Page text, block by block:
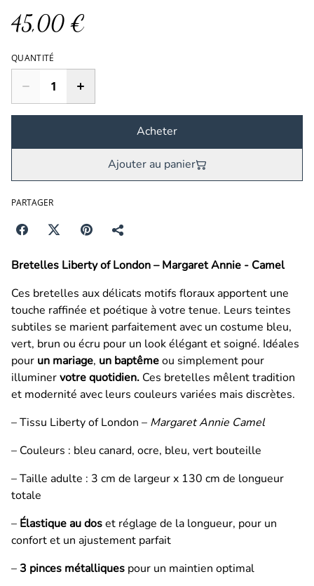
45,00 €
QUANTITÉ
Acheter
Ajouter au panier
PARTAGER
Bretelles Liberty of London – Margaret Annie - Camel
Ces bretelles aux délicats motifs floraux apportent une
touche raffinée et poétique à votre tenue. Leurs teintes
subtiles se marient parfaitement avec un costume bleu,
vert, brun ou écru pour un look élégant et soigné. Idéales
pour un mariage, un baptêmeou simplement pour
illuminervotre quotidien. Ces bretelles mêlent tradition
et modernité avec leurs couleurs variées mais discrètes.
– Tissu Liberty of London – Margaret Annie Camel
– Couleurs : bleu canard, ocre, bleu, vert bouteille
– Taille adulte : 3 cm de largeur x 130 cm de longueur
totale
– Élastique au doset réglage de la longueur, pour un
confort et un ajustement parfait
– 3 pinces métalliques pour un maintien optimal